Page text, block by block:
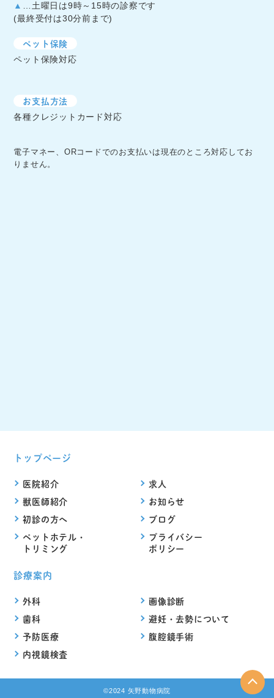
▲
…土曜日は9時～15時の診察です
(最終受付は30分前まで)
ペット保険
ペット保険対応
お支払方法
各種クレジットカード対応
電子マネー、ORコードでのお支払いは現在のところ対応してお
りません。
トップページ
医院紹介
獣医師紹介
初診の方へ
ペットホテル・
トリミング
求人
お知らせ
ブログ
プライバシー
ポリシー
診療案内
外科
歯科
予防医療
内視鏡検査
画像診断
避妊・去勢について
腹腔鏡手術
©2024 矢野動物病院